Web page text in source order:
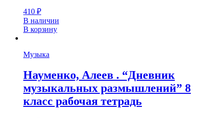
410 ₽
В наличии
В корзину
Музыка
Науменко, Алеев . “Дневник
музыкальных размышлений” 8
класс рабочая тетрадь